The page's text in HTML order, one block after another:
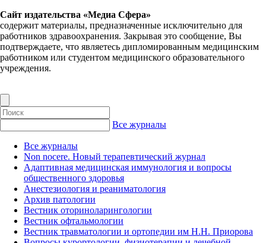
Сайт издательства «Медиа Сфера»
содержит материалы, предназначенные исключительно для
работников здравоохранения. Закрывая это сообщение, Вы
подтверждаете, что являетесь дипломированным медицинским
работником или студентом медицинского образовательного
учреждения.
Все журналы
Все журналы
Non nocere. Новый терапевтический журнал
Адаптивная медицинская иммунология и вопросы
общественного здоровья
Анестезиология и реаниматология
Архив патологии
Вестник оториноларингологии
Вестник офтальмологии
Вестник травматологии и ортопедии им Н.Н. Приорова